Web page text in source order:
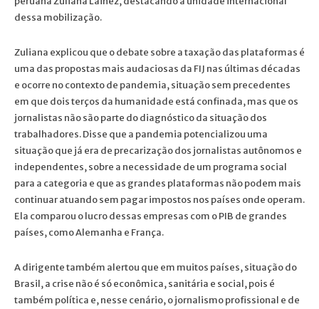
dessa mobilização.
Zuliana explicou que o debate sobre a taxação das plataformas é
uma das propostas mais audaciosas da FIJ nas últimas décadas
e ocorre no contexto de pandemia, situação sem precedentes
em que dois terços da humanidade está confinada, mas que os
jornalistas não são parte do diagnóstico da situação dos
trabalhadores. Disse que a pandemia potencializou uma
situação que já era de precarização dos jornalistas autônomos e
independentes, sobre a necessidade de um programa social
para a categoria e que as grandes plataformas não podem mais
continuar atuando sem pagar impostos nos países onde operam.
Ela comparou o lucro dessas empresas com o PIB de grandes
países, como Alemanha e França.
A dirigente também alertou que em muitos países, situação do
Brasil, a crise não é só econômica, sanitária e social, pois é
também política e, nesse cenário, o jornalismo profissional e de